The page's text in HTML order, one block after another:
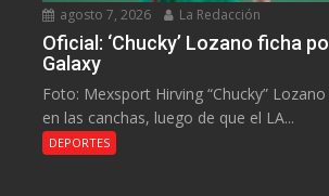
agosto 7, 2026 La Redacción
Oficial: ‘Chucky’ Lozano ficha
Galaxy
Foto: Mexsport Hirving “Chucky”
en las canchas, luego de que el LA...
DEPORTES